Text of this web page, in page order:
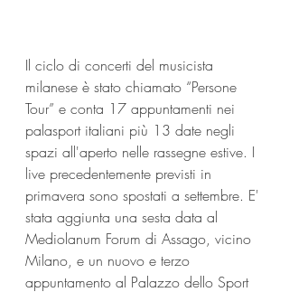
Il ciclo di concerti del musicista
milanese è stato chiamato “Persone
Tour” e conta 17 appuntamenti nei
palasport italiani più 13 date negli
spazi all'aperto nelle rassegne estive. I
live precedentemente previsti in
primavera sono spostati a settembre. E'
stata aggiunta una sesta data al
Mediolanum Forum di Assago, vicino
Milano, e un nuovo e terzo
appuntamento al Palazzo dello Sport